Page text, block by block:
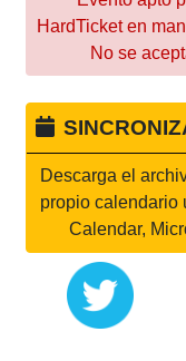
HardTicket en
No se
Descarga el
propio calendario
Calendar,